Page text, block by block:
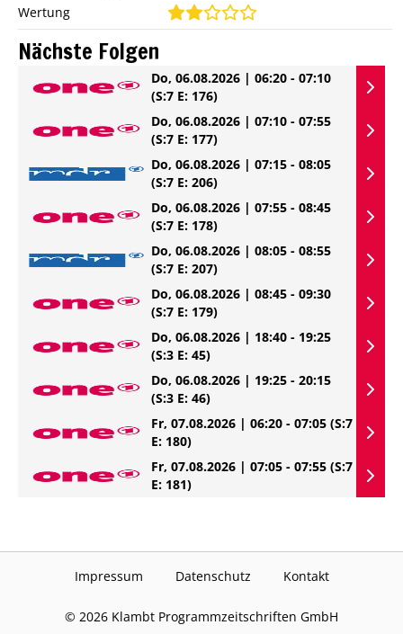
Wertung
Nächste Folgen
Do, 06.08.2026 | 06:20 - 07:10
(S:7 E: 176)
Do, 06.08.2026 | 07:10 - 07:55
(S:7 E: 177)
Do, 06.08.2026 | 07:15 - 08:05
(S:7 E: 206)
Do, 06.08.2026 | 07:55 - 08:45
(S:7 E: 178)
Do, 06.08.2026 | 08:05 - 08:55
(S:7 E: 207)
Do, 06.08.2026 | 08:45 - 09:30
(S:7 E: 179)
Do, 06.08.2026 | 18:40 - 19:25
(S:3 E: 45)
Do, 06.08.2026 | 19:25 - 20:15
(S:3 E: 46)
Fr, 07.08.2026 | 06:20 - 07:05 (S:7
E: 180)
Fr, 07.08.2026 | 07:05 - 07:55 (S:7
E: 181)
Impressum Datenschutz Kontakt
© 2026 Klambt Programmzeitschriften GmbH